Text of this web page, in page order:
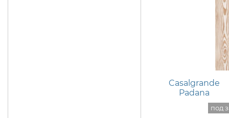
Casalgrande
Padana